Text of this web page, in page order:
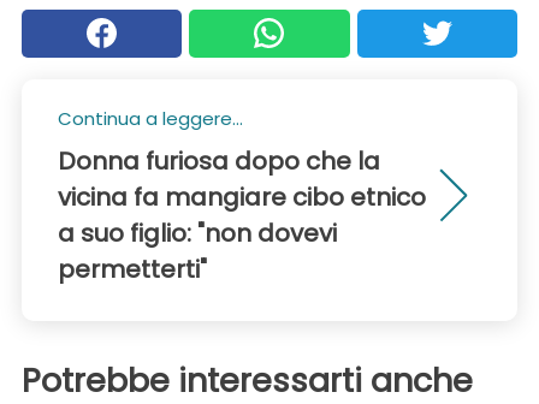
Continua a leggere...
Donna furiosa dopo che la
vicina fa mangiare cibo etnico
a suo figlio: "non dovevi
permetterti"
Potrebbe interessarti anche